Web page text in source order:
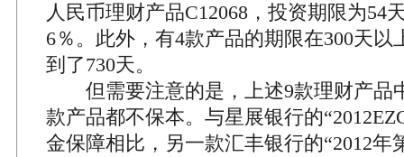
人民币理财产品C12068，投资期限为54
6％。此外，有4款产品的期限在300天以
到了730天。
但需要注意的是，上述9款理财产品
款产品都不保本。与星展银行的
金保障相比，另一款汇丰银行的“2012年